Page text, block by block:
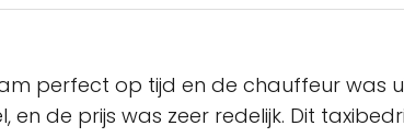
perfect op tijd en de chauffeur was
de prijs was zeer redelijk. Dit